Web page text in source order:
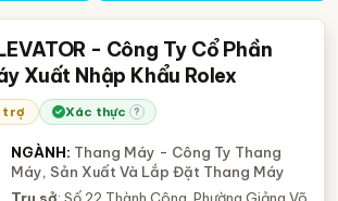
- Công Ty Cổ Phần
Xuất Nhập Khẩu Rolex
trợ Xác thực ?
NGÀNH: Thang Máy - Công Ty Thang
Máy, Sản Xuất Và Lắp Đặt Thang Máy
Trụ sở: Số 22 Thành Công, Phường Giảng Võ,